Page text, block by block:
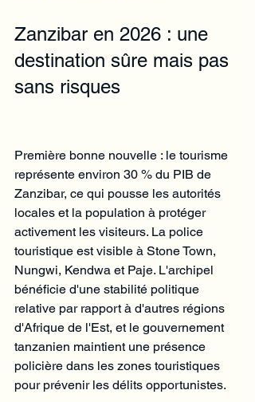
Zanzibar en 2026 : une
destination sûre mais pas
sans risques
Première bonne nouvelle : le tourisme
représente environ 30 % du PIB de
Zanzibar, ce qui pousse les autorités
locales et la population à protéger
activement les visiteurs. La police
touristique est visible à Stone Town,
Nungwi, Kendwa et Paje. L'archipel
bénéficie d'une stabilité politique
relative par rapport à d'autres régions
d'Afrique de l'Est, et le gouvernement
tanzanien maintient une présence
policière dans les zones touristiques
pour prévenir les délits opportunistes.